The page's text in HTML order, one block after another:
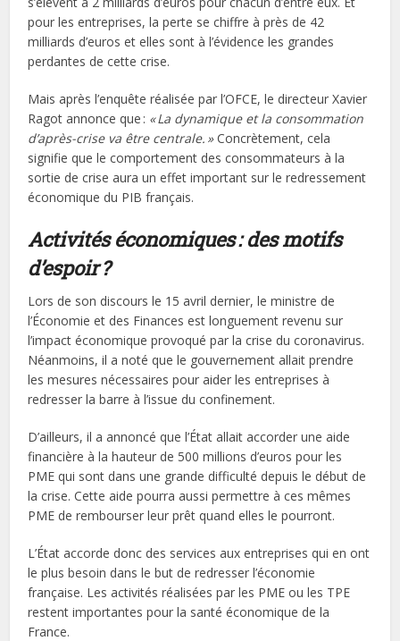
pour les entreprises, la perte se chiffre à près de 42
milliards d’euros et elles sont à l’évidence les grandes
perdantes de cette crise.
Mais après l’enquête réalisée par l’OFCE, le directeur Xavier
Ragot annonce que : « La dynamique et la consommation
d’après-crise va être centrale. »Concrètement, cela
signifie que le comportement des consommateurs à la
sortie de crise aura un effet important sur le redressement
économique du PIB français.
Activités économiques : des motifs
d’espoir ?
Lors de son discours le 15 avril dernier, le ministre de
l’Économie et des Finances est longuement revenu sur
l’impact économique provoqué par la crise du coronavirus.
Néanmoins, il a noté que le gouvernement allait prendre
les mesures nécessaires pour aider les entreprises à
redresser la barre à l’issue du confinement.
D’ailleurs, il a annoncé que l’État allait accorder une aide
financière à la hauteur de 500 millions d’euros pour les
PME qui sont dans une grande difficulté depuis le début de
la crise. Cette aide pourra aussi permettre à ces mêmes
PME de rembourser leur prêt quand elles le pourront.
L’État accorde donc des services aux entreprises qui en ont
le plus besoin dans le but de redresser l’économie
française. Les activités réalisées par les PME ou les TPE
restent importantes pour la santé économique de la
France.